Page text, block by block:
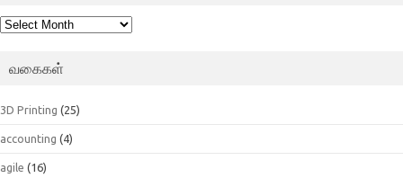
பெட்டகம்
வகைகள்
3D Printing (25)
accounting (4)
agile (16)